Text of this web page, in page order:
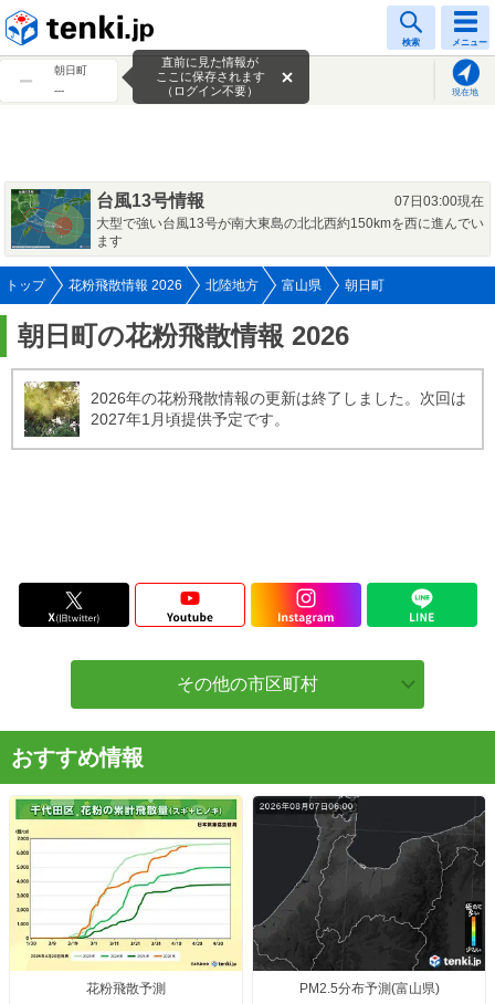
検索 メニュー
朝日町
---
現在地
直前に見た情報が
ここに保存されます
（ログイン不要）
台風13号情報
07日03:00現在
大型で強い台風13号が南大東島の北北西約150kmを西に進んでい
ます
トップ 花粉飛散情報 2026 北陸地方 富山県 朝日町
朝日町の花粉飛散情報 2026
2026年の花粉飛散情報の更新は終了しました。次回は
2027年1月頃提供予定です。
その他の市区町村
おすすめ情報
花粉飛散予測 PM2.5分布予測(富山県)